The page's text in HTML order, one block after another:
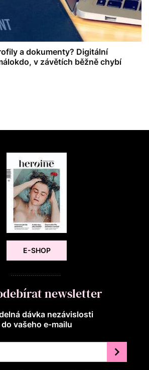
a dokumenty? Digitální
v závětích běžně chybí
E-SHOP
newsletter
dávka nezávislosti
do vašeho e‑mailu